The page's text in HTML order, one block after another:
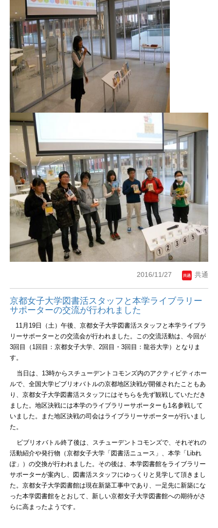
2016/11/27 共通
京都女子大学図書活スタッフと本学ライブラリー
サポーターの交流が行われました
11 月 19日（土）午後、京都女子大学図書活スタッフと本学ライブラ
リーサポーターとの交流会が行われました。この交流活動は、今回が
3回目（ 1 回目：京都女子大学、 2回目・ 3回目：龍谷大学）となりま
す。
当日は、 13時からスチューデントコモンズ内のアクティビティホー
ルで、全国大学ビブリオバトルの京都地区決戦が開催されたこともあ
り、京都女子大学図書活スタッフにはそちらを先ず観戦していただき
ました。地区決戦には本学のライブラリーサポーターも 1名参戦して
いました。また地区決戦の司会はライブラリーサポーターが行いまし
た。
ビブリオバトル終了後は、スチューデントコモンズで、それぞれの
活動紹介や発行物（京都女子大学「図書活ニュース」、本学「Libれ
ぽ」）の交換が行われました。その後は、本学図書館をライブラリー
サポーターが案内し、図書活スタッフにゆっくりと見学して頂きまし
た。京都女子大学図書館は現在新築工事中であり、一足先に新築にな
った本学図書館をとおして、新しい京都女子大学図書館への期待がさ
らに高まったようです。